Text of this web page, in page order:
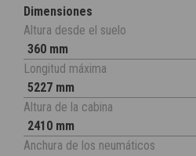
Dimensiones
Altura desde el suelo
360 mm
Longitud máxima
5227 mm
Altura de la cabina
2410 mm
Anchura de los neumáticos